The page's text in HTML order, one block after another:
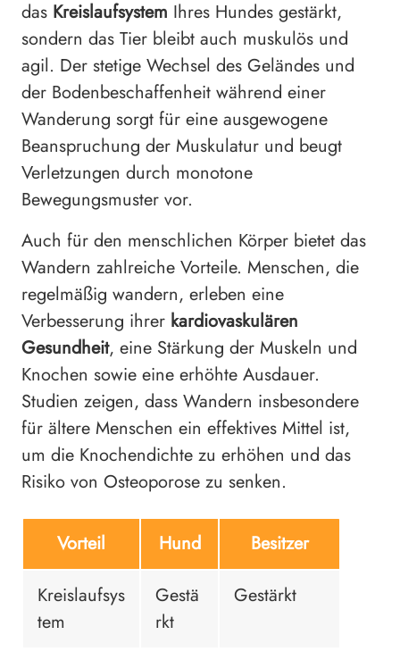
das Kreislaufsystem Ihres Hundes gestärkt,
sondern das Tier bleibt auch muskulös und
agil. Der stetige Wechsel des Geländes und
der Bodenbeschaffenheit während einer
Wanderung sorgt für eine ausgewogene
Beanspruchung der Muskulatur und beugt
Verletzungen durch monotone
Bewegungsmuster vor.
Auch für den menschlichen Körper bietet das
Wandern zahlreiche Vorteile. Menschen, die
regelmäßig wandern, erleben eine
Verbesserung ihrer kardiovaskulären
Gesundheit, eine Stärkung der Muskeln und
Knochen sowie eine erhöhte Ausdauer.
Studien zeigen, dass Wandern insbesondere
für ältere Menschen ein effektives Mittel ist,
um die Knochendichte zu erhöhen und das
Risiko von Osteoporose zu senken.
Vorteil Hund
Besitzer
Kreislaufsys
tem
Gestä
rkt
Gestärkt